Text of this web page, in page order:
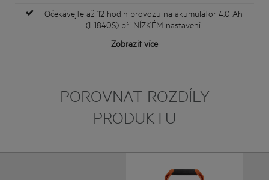
Očekávejte až 12 hodin provozu na akumulátor 4,0 Ah
(L1840S) při NÍZKÉM nastavení.
Zobrazit více
POROVNAT ROZDÍLY
PRODUKTU